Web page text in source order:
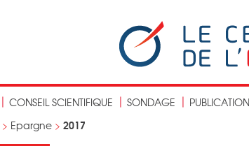
CONSEIL SCIENTIFIQUE SONDAGE
> Epargne > 2017